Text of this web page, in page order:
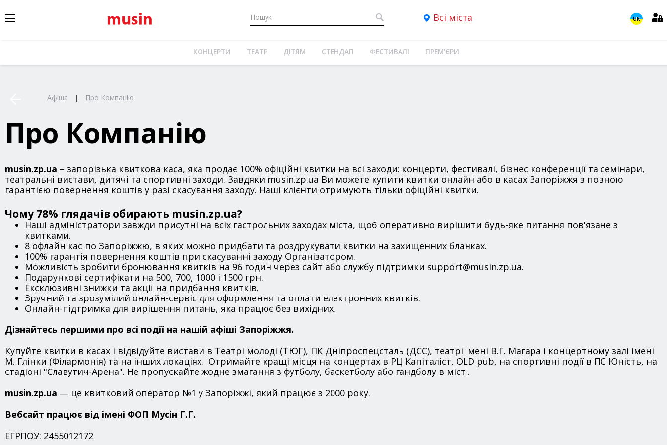
Всі міста UK
КОНЦЕРТИ ТЕАТР ДІТЯМ СТЕНДАП ФЕСТИВАЛІ ПРЕМ'ЄРИ
Афіша Про Компанію
Про Компанію
musin.zp.ua – запорізька квиткова каса, яка продає 100% офіційні квитки на всі заходи: концерти, фестивалі, бізнес конференції та семінари,
театральні вистави, дитячі та спортивні заходи. Завдяки musin.zp.ua Ви можете купити квитки онлайн або в касах Запоріжжя з повною
гарантією повернення коштів у разі скасування заходу. Наші клієнти отримують тільки офіційні квитки.
Чому 78% глядачів обирають musin.zp.ua?
Наші адміністратори завжди присутні на всіх гастрольних заходах міста, щоб оперативно вирішити будь-яке питання пов'язане з
квитками.
8 офлайн кас по Запоріжжю, в яких можно придбати та роздрукувати квитки на захищенних бланках.
100% гарантія повернення коштів при скасуванні заходу Організатором.
Можливість зробити бронювання квитків на 96 годин через сайт або службу підтримки support@musin.zp.ua.
Подарункові сертифікати на 500, 700, 1000 і 1500 грн.
Ексклюзивні знижки та акції на придбання квитків.
Зручний та зрозумілий онлайн-сервіс для оформлення та оплати електронних квитків.
Онлайн-підтримка для вирішення питань, яка працює без вихідних.
Дізнайтесь першими про всі події на нашій афіші Запоріжжя.
Купуйте квитки в касах і відвідуйте вистави в Театрі молоді (ТЮГ), ПК Дніпроспецсталь (ДСС), театрі імені В.Г. Магара і концертному залі імені
М. Глінки (Філармонія) та на інших локаціях. Отримайте кращі місця на концертах в РЦ Капіталіст, OLD pub, на спортивні події в ПС Юність, на
стадіоні "Славутич-Арена". Не пропускайте жодне змагання з футболу, баскетболу або гандболу в місті.
musin.zp.ua ― це квитковий оператор №1 у Запоріжжі, який працює з 2000 року.
Вебсайт працює від імені ФОП Мусін Г.Г.
ЕГРПОУ: 2455012172